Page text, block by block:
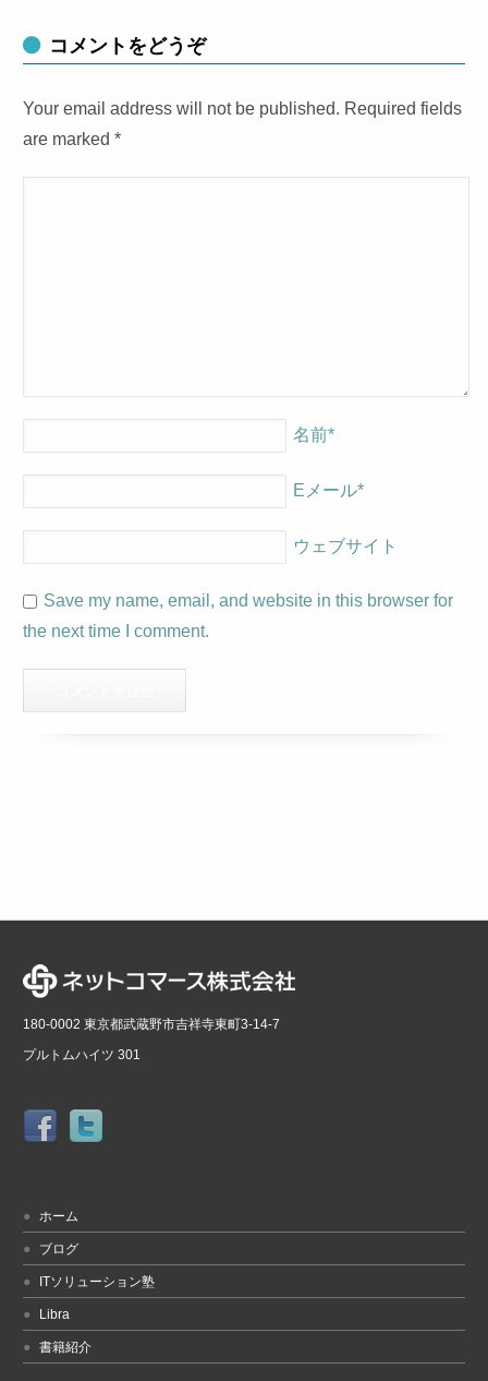
コメントをどうぞ
Your email address will not be published. Required fields
are marked*
名前*
Eメール*
ウェブサイト
Save my name, email, and website in this browser for
the next time I comment.
180-0002 東京都武蔵野市吉祥寺東町3-14-7
プルトムハイツ 301
ホーム
ブログ
ITソリューション塾
Libra
書籍紹介